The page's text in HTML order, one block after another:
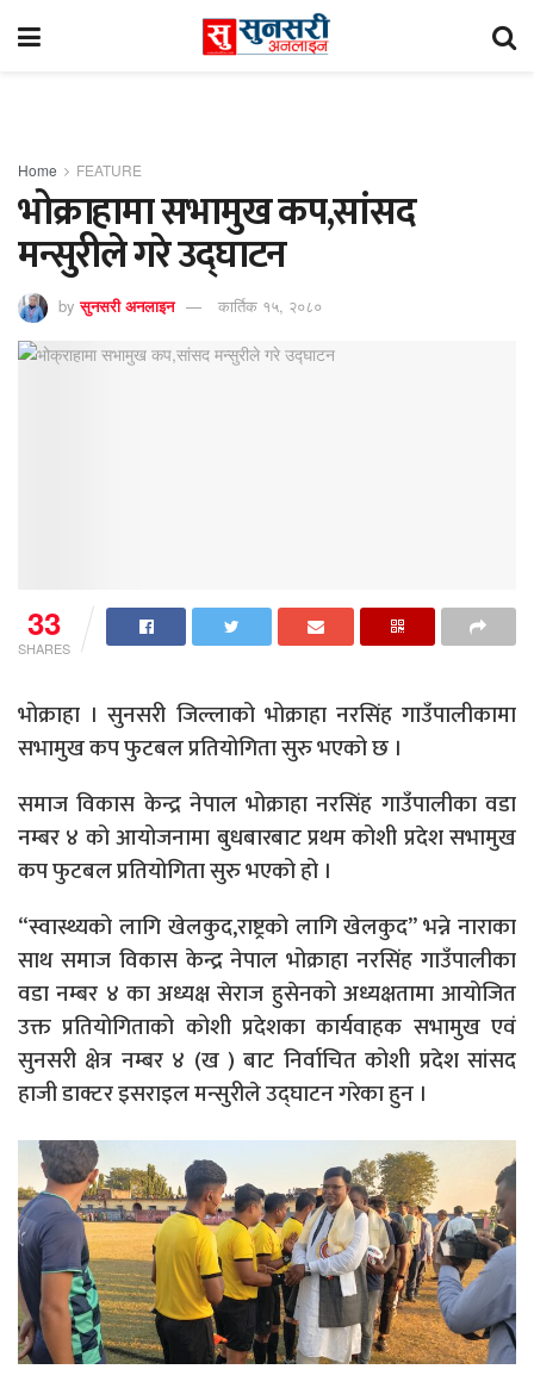
Home FEATURE
भोक्राहामा सभामुख कप,सांसद
मन्सुरीले गरे उद्घाटन
by सुनसरी अनलाइन कार्तिक १५, २०८०
33
SHARES
भोक्राहा । सुनसरी जिल्लाको भोक्राहा नरसिंह गाउँपालीकामा
सभामुख कप फुटबल प्रतियोगिता सुरु भएको छ ।
समाज विकास केन्द्र नेपाल भोक्राहा नरसिंह गाउँपालीका वडा
नम्बर ४ को आयोजनामा बुधबारबाट प्रथम कोशी प्रदेश सभामुख
कप फुटबल प्रतियोगिता सुरु भएको हो ।
“स्वास्थ्यको लागि खेलकुद,राष्ट्रको लागि खेलकुद” भन्ने नाराका
साथ समाज विकास केन्द्र नेपाल भोक्राहा नरसिंह गाउँपालीका
वडा नम्बर ४ का अध्यक्ष सेराज हुसेनको अध्यक्षतामा आयोजित
उक्त प्रतियोगिताको कोशी प्रदेशका कार्यवाहक सभामुख एवं
सुनसरी क्षेत्र नम्बर ४ (ख ) बाट निर्वाचित कोशी प्रदेश सांसद
हाजी डाक्टर इसराइल मन्सुरीले उद्घाटन गरेका हुन ।